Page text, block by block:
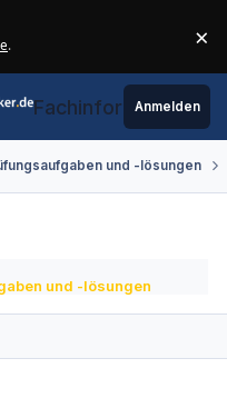
. ×
Fachinformatiker.de
Anmelden
und -lösungen
und -lösungen